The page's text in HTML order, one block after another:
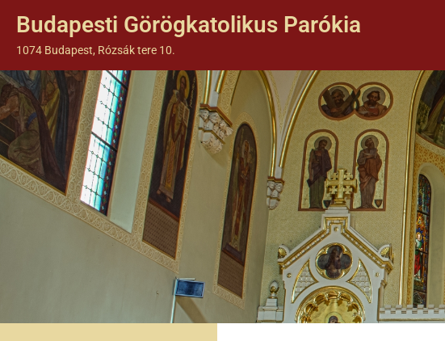
Budapesti Görögkatolikus Parókia
1074 Budapest, Rózsák tere 10.